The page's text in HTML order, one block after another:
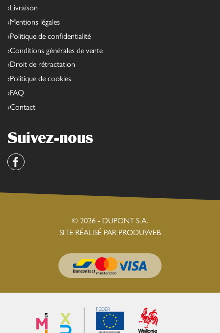
Livraison
Mentions légales
Politique de confidentialité
Conditions générales de vente
Droit de rétractation
Politique de cookies
FAQ
Contact
Suivez-nous
Facebook
© 2026 - DUPONT S.A.
SITE RÉALISÉ PAR PRODUWEB